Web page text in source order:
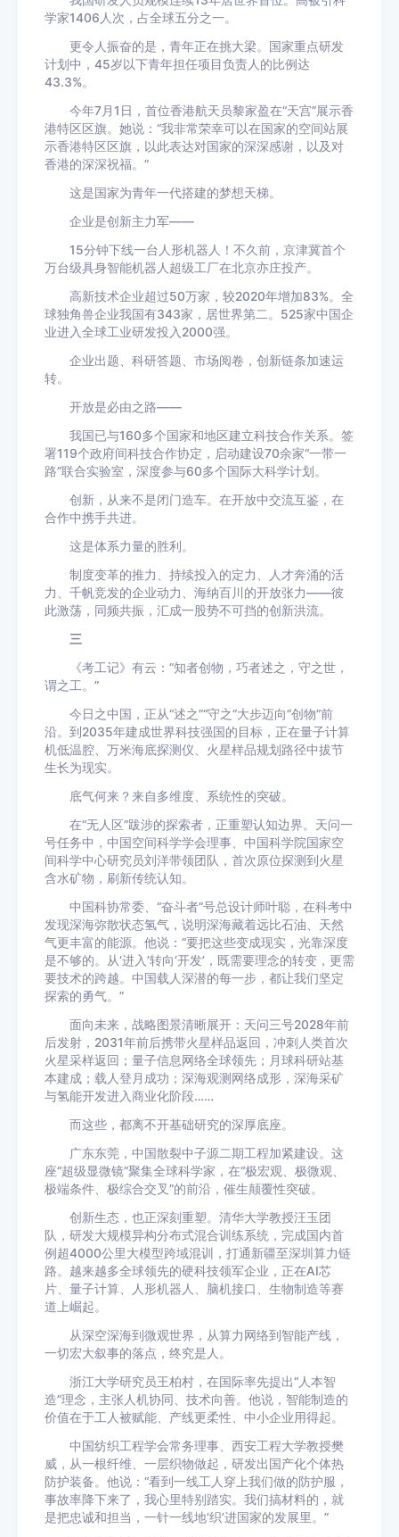
学家1406人次，占全球五分之一。
更令人振奋的是，青年正在挑大梁。国家重点研发
计划中，45岁以下青年担任项目负责人的比例达
43.3%。
今年7月1日，首位香港航天员黎家盈在“天宫”展示香
港特区区旗。她说：“我非常荣幸可以在国家的空间站展
示香港特区区旗，以此表达对国家的深深感谢，以及对
香港的深深祝福。”
这是国家为青年一代搭建的梦想天梯。
企业是创新主力军——
15分钟下线一台人形机器人！不久前，京津冀首个
万台级具身智能机器人超级工厂在北京亦庄投产。
高新技术企业超过50万家，较2020年增加83%。全
球独角兽企业我国有343家，居世界第二。525家中国企
业进入全球工业研发投入2000强。
企业出题、科研答题、市场阅卷，创新链条加速运
转。
开放是必由之路——
我国已与160多个国家和地区建立科技合作关系。签
署119个政府间科技合作协定，启动建设70余家“一带一
路”联合实验室，深度参与60多个国际大科学计划。
创新，从来不是闭门造车。在开放中交流互鉴，在
合作中携手共进。
这是体系力量的胜利。
制度变革的推力、持续投入的定力、人才奔涌的活
力、千帆竞发的企业动力、海纳百川的开放张力——彼
此激荡，同频共振，汇成一股势不可挡的创新洪流。
三
《考工记》有云：“知者创物，巧者述之，守之世，
谓之工。”
今日之中国，正从“述之”“守之”大步迈向“创物”前
沿。到2035年建成世界科技强国的目标，正在量子计算
机低温腔、万米海底探测仪、火星样品规划路径中拔节
生长为现实。
底气何来？来自多维度、系统性的突破。
在“无人区”跋涉的探索者，正重塑认知边界。天问一
号任务中，中国空间科学学会理事、中国科学院国家空
间科学中心研究员刘洋带领团队，首次原位探测到火星
含水矿物，刷新传统认知。
中国科协常委、“奋斗者”号总设计师叶聪，在科考中
发现深海弥散状态氢气，说明深海藏着远比石油、天然
气更丰富的能源。他说：“要把这些变成现实，光靠深度
是不够的。从‘进入’转向‘开发’，既需要理念的转变，更需
要技术的跨越。中国载人深潜的每一步，都让我们坚定
探索的勇气。”
面向未来，战略图景清晰展开：天问三号2028年前
后发射，2031年前后携带火星样品返回，冲刺人类首次
火星采样返回；量子信息网络全球领先；月球科研站基
本建成；载人登月成功；深海观测网络成形，深海采矿
与氢能开发进入商业化阶段……
而这些，都离不开基础研究的深厚底座。
广东东莞，中国散裂中子源二期工程加紧建设。这
座“超级显微镜”聚集全球科学家，在“极宏观、极微观、
极端条件、极综合交叉”的前沿，催生颠覆性突破。
创新生态，也正深刻重塑。清华大学教授汪玉团
队，研发大规模异构分布式混合训练系统，完成国内首
例超4000公里大模型跨域混训，打通新疆至深圳算力链
路。越来越多全球领先的硬科技领军企业，正在AI芯
片、量子计算、人形机器人、脑机接口、生物制造等赛
道上崛起。
从深空深海到微观世界，从算力网络到智能产线，
一切宏大叙事的落点，终究是人。
浙江大学研究员王柏村，在国际率先提出“人本智
造”理念，主张人机协同、技术向善。他说，智能制造的
价值在于工人被赋能、产线更柔性、中小企业用得起。
中国纺织工程学会常务理事、西安工程大学教授樊
威，从一根纤维、一层织物做起，研发出国产化个体热
防护装备。他说：“看到一线工人穿上我们做的防护服，
事故率降下来了，我心里特别踏实。我们搞材料的，就
是把忠诚和担当，一针一线地‘织’进国家的发展里。”